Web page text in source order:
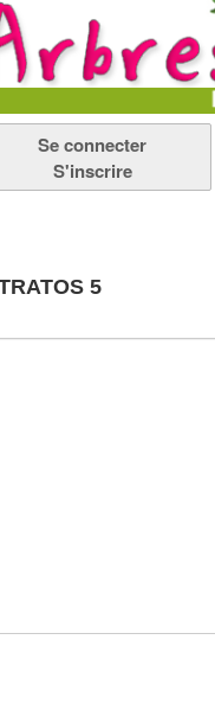
Se connecter
S'inscrire
5